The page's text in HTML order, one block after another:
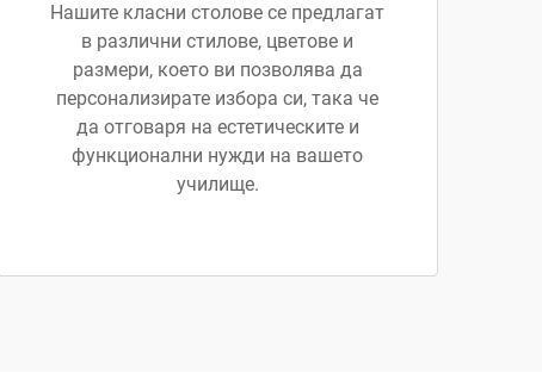
Нашите класни столове се предлагат
в различни стилове, цветове и
размери, което ви позволява да
персонализирате избора си, така че
да отговаря на естетическите и
функционални нужди на вашето
училище.